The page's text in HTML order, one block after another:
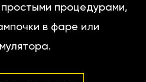
процедурами,
в фаре или